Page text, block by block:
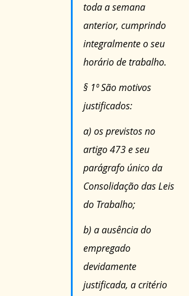
toda a semana
anterior, cumprindo
integralmente o seu
horário de trabalho.
§ 1º São motivos
justificados:
a) os previstos no
artigo 473 e seu
parágrafo único da
Consolidação das Leis
do Trabalho;
b) a ausência do
empregado
devidamente
justificada, a critério